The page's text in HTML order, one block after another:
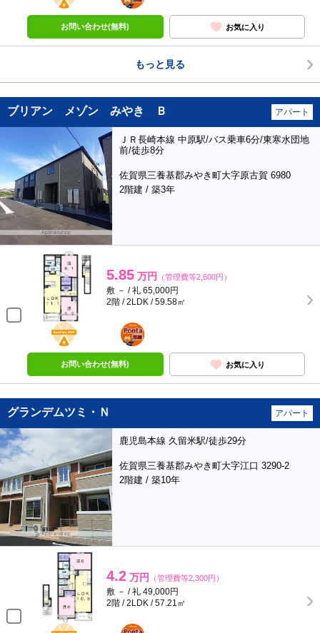
お問い合わせ(無料) お気に入り
もっと見る
ブリアン メゾン みやき Ｂ アパート
ＪＲ長崎本線 中原駅/バス乗車6分/東寒水団地
前/徒歩8分
佐賀県三養基郡みやき町大字原古賀 6980
2階建 / 築3年
5.85 万円 （管理費等2,600円）
敷 － / 礼 65,000円
2階 / 2LDK / 59.58㎡
BunChinPAY
ポンタ
部屋
お問い合わせ(無料) お気に入り
グランデムツミ・Ｎ アパート
鹿児島本線 久留米駅/徒歩29分
佐賀県三養基郡みやき町大字江口 3290-2
2階建 / 築10年
4.2 万円 （管理費等2,300円）
敷 － / 礼 49,000円
2階 / 2LDK / 57.21㎡
BunChinPAY
ポンタ